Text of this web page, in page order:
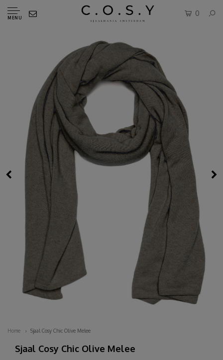
MENU
0
Home Sjaal Cosy Chic Olive Melee
Sjaal Cosy Chic Olive Melee